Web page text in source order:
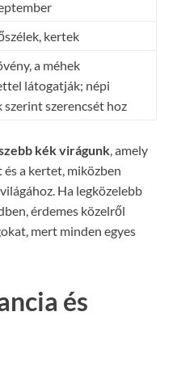
kertek
a méhek
látogatják; népi
szerint szerencsét hoz
kék virágunk, amely
a kertet, miközben
Ha legközelebb
érdemes közelről
mert minden egyes
és